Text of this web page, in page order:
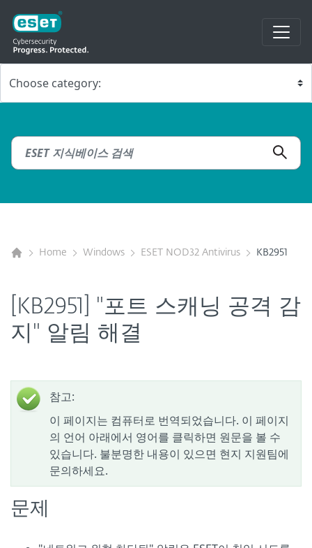
Home Windows ESET NOD32 Antivirus KB2951
[KB2951] "포트 스캐닝 공격 감
지" 알림 해결
참고:
이 페이지는 컴퓨터로 번역되었습니다. 이 페이지
의 언어 아래에서 영어를 클릭하면 원문을 볼 수
있습니다. 불분명한 내용이 있으면 현지 지원팀에
문의하세요.
문제